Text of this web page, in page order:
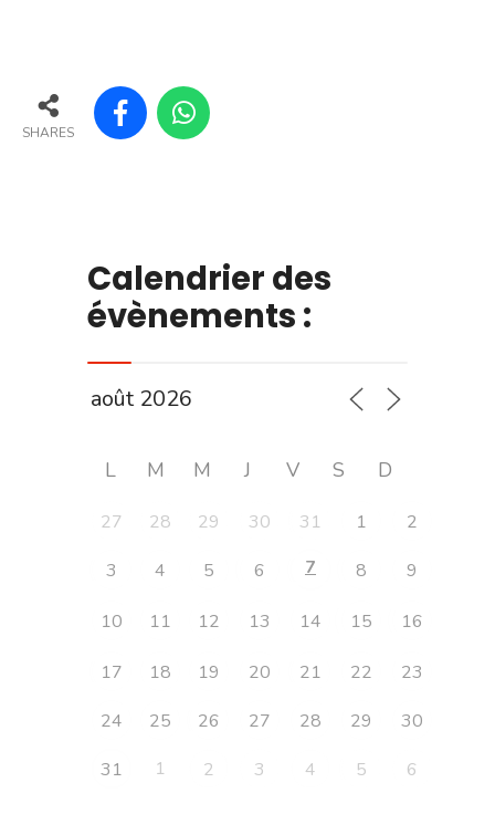
SHARES
Calendrier des
évènements :
L M M J V S D
27 28 29 30 31 1
2
3
4 5 6 7 8 9
10 11 12 13 14 15 16
17 18 19 20 21 22
23
24
25 26 27 28 29
30
31
1 2 3 4 5 6